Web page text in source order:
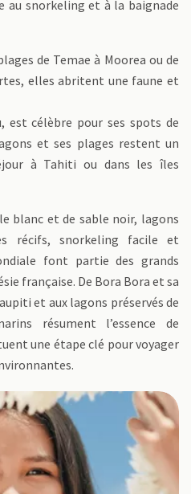
au snorkeling et à la baignade
de Temae à Moorea ou de
elles abritent une faune et
est célèbre pour ses spots de
et ses plages restent un
à Tahiti ou dans les îles
blanc et de sable noir, lagons
récifs, snorkeling facile et
font partie des grands
française. De Bora Bora et sa
et aux lagons préservés de
résument l’essence de
une étape clé pour voyager